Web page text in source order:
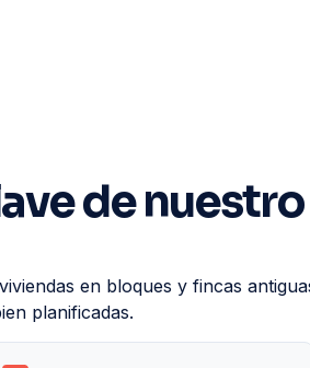
de
en bloques y fincas
planificadas.